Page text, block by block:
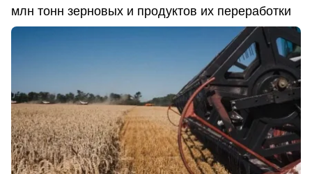
млн тонн зерновых и продуктов их переработки